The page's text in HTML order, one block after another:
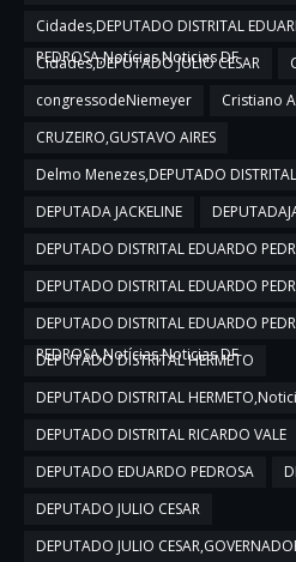
Cidades,DEPUTADO DISTRITAL
PEDROSA,Notícias,Noticias DF
Cidades,DEPUTADO JULIO CESAR
congressodeNiemeyer
Cristiano
CRUZEIRO,GUSTAVO AIRES
Delmo Menezes,DEPUTADO
DEPUTADA JACKELINE
DEPUTADO DISTRITAL EDUARDO
DEPUTADO DISTRITAL EDUARDO
DEPUTADO DISTRITAL EDUARDO
PEDROSA,Notícias,Noticias DF
DEPUTADO DISTRITAL HERMETO
DEPUTADO DISTRITAL
DEPUTADO DISTRITAL RICARDO VALE
DEPUTADO EDUARDO PEDROSA
DEPUTADO JULIO CESAR
DEPUTADO JULIO